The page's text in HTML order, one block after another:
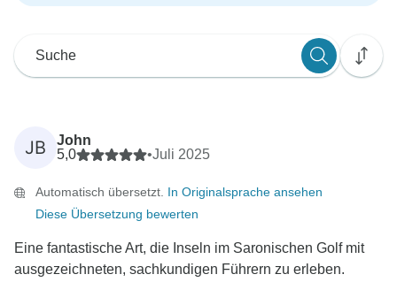
JB
John
5,0
•Juli 2025
Automatisch übersetzt. In Originalsprache ansehen
Diese Übersetzung bewerten
Eine fantastische Art, die Inseln im Saronischen Golf mit
ausgezeichneten, sachkundigen Führern zu erleben.